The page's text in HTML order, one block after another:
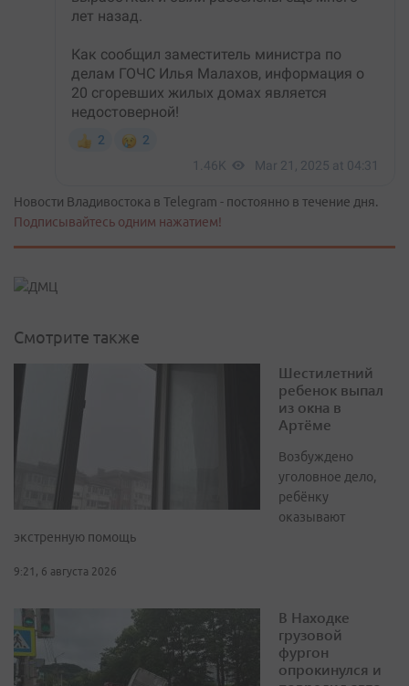
Новости Владивостока в Telegram - постоянно в течение дня.
Подписывайтесь одним нажатием!
Смотрите также
Шестилетний
ребенок выпал
из окна в
Артёме
Возбуждено
уголовное дело,
ребёнку
оказывают
экстренную помощь
9:21, 6 августа 2026
В Находке
грузовой
фургон
опрокинулся и